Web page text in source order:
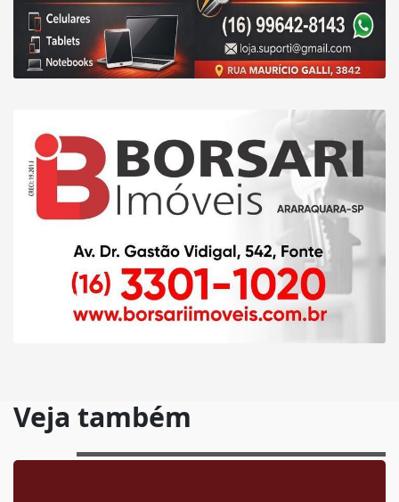
Veja também